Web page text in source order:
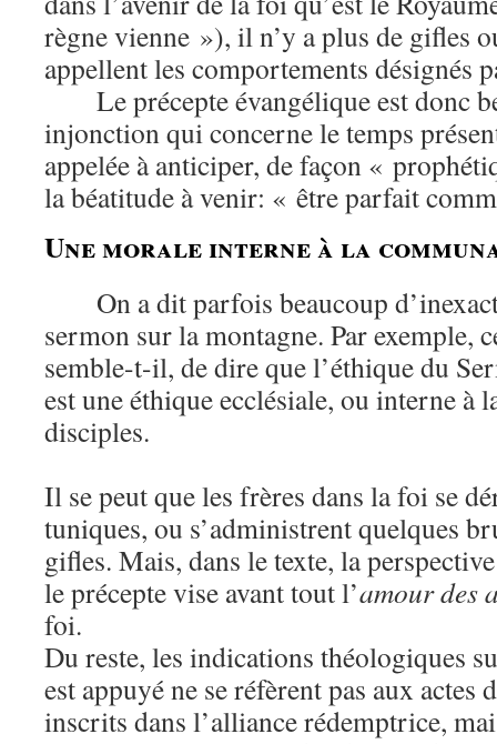
règne vienne »), il n’y a plus de gifles
appellent les comportements désignés
Le précepte évangélique est donc
injonction qui concerne le temps
appelée à anticiper, de façon «
la béatitude à venir: « être parfait
Une morale interne à la
On a dit parfois beaucoup
sermon sur la montagne. Par exemple,
semble-t-il, de dire que l’éthique du
est une éthique ecclésiale, ou interne à
disciples.
Il se peut que les frères dans la foi se
tuniques, ou s’administrent quelques
gifles. Mais, dans le texte, la
le précepte vise avant tout l’amour des
foi.
Du reste, les indications théologiques
est appuyé ne se réfèrent pas aux actes
inscrits dans l’alliance rédemptrice,